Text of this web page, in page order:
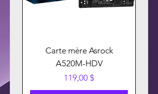
Carte mère Asrock
A520M-HDV
Prix
119,00 $